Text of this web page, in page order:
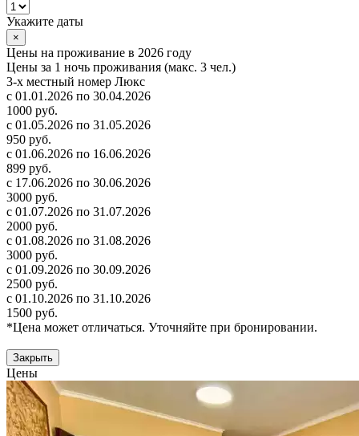
Укажите даты
×
Цены на проживание в 2026 году
Цены за 1 ночь проживания (макс. 3 чел.)
3-х местный номер Люкс
с 01.01.2026 по 30.04.2026
1000 руб.
с 01.05.2026 по 31.05.2026
950 руб.
с 01.06.2026 по 16.06.2026
899 руб.
с 17.06.2026 по 30.06.2026
3000 руб.
с 01.07.2026 по 31.07.2026
2000 руб.
с 01.08.2026 по 31.08.2026
3000 руб.
с 01.09.2026 по 30.09.2026
2500 руб.
с 01.10.2026 по 31.10.2026
1500 руб.
*Цена может отличаться. Уточняйте при бронировании.
Закрыть
Цены